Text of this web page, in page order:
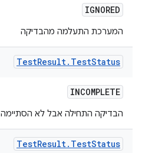
IGNORED
המערכת התעלמה מהבדיקה
TestResult. TestStatus
INCOMPLETE
הבדיקה התחילה אבל לא הסתיימה
TestResult. TestStatus